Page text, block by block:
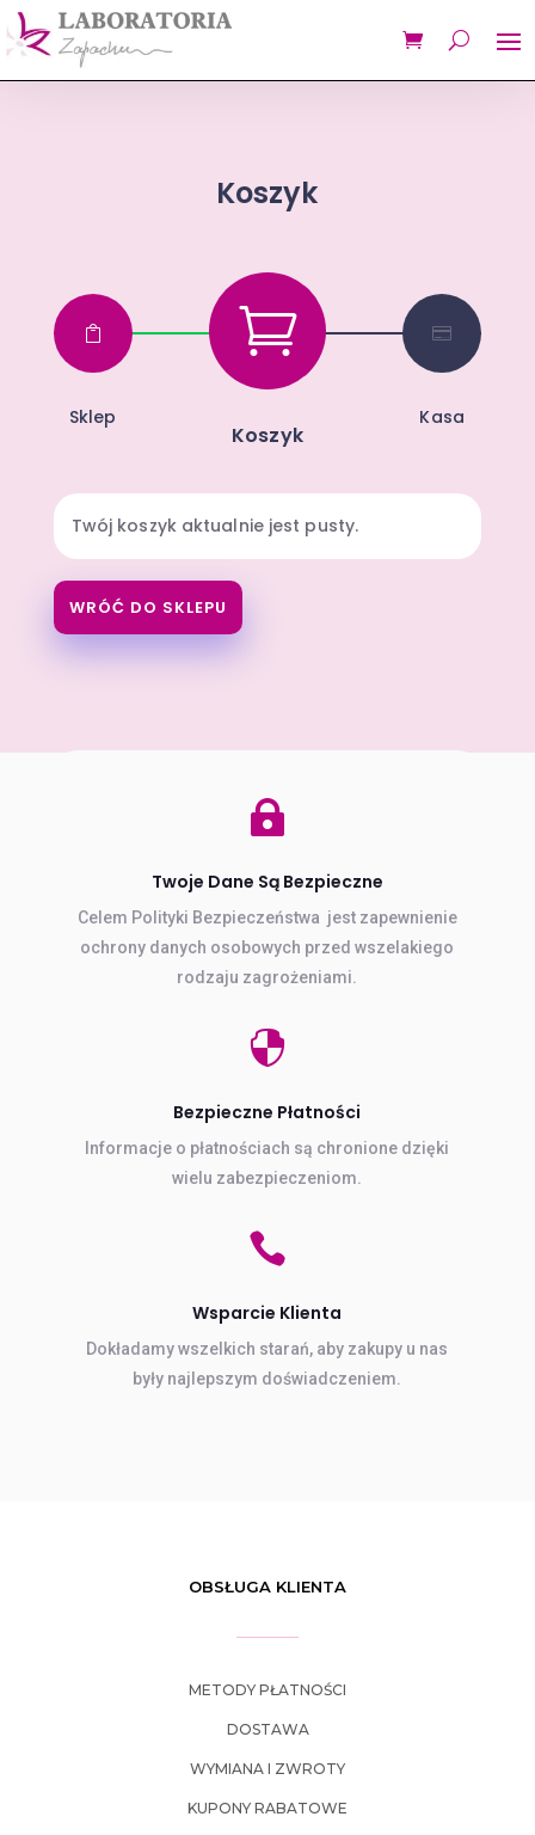
Koszyk

Sklep

Koszyk

Kasa
Twój koszyk aktualnie jest pusty.
WRÓĆ DO SKLEPU

Twoje Dane Są Bezpieczne
Celem Polityki Bezpieczeństwa jest zapewnienie
ochrony danych osobowych przed wszelakiego
rodzaju zagrożeniami.

Bezpieczne Płatności
Informacje o płatnościach są chronione dzięki
wielu zabezpieczeniom.

Wsparcie Klienta
Dokładamy wszelkich starań, aby zakupy u nas
były najlepszym doświadczeniem.
OBSŁUGA KLIENTA
METODY PŁATNOŚCI
DOSTAWA
WYMIANA I ZWROTY
KUPONY RABATOWE